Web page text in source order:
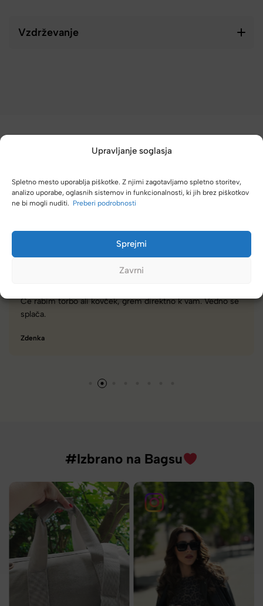
Upravljanje soglasja
Spletno mesto uporablja piškotke. Z njimi zagotavljamo spletno storitev,
analizo uporabe, oglasnih sistemov in funkcionalnosti, ki jih brez piškotkov
ne bi mogli nuditi. Preberi podrobnosti
Sprejmi
Zavrni
Vzdrževanje
(4,8/5)
Kupci nas hvalijo zaradi hitre dostave, poštenih cen in velike
k vam. Vedno se
Zelo dobra trgovina za torbe in
#Izbrano na Bagsu